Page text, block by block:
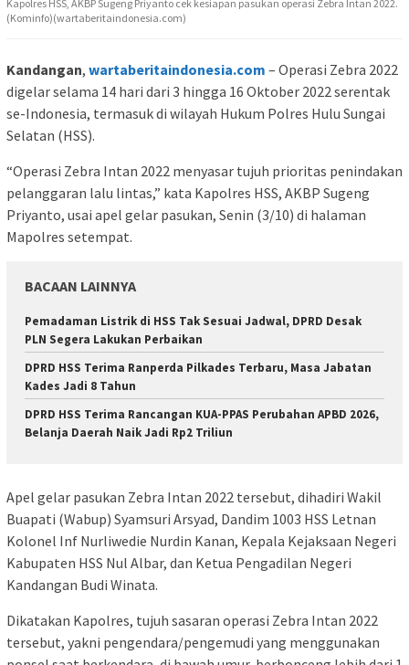
Kapolres HSS, AKBP Sugeng Priyanto cek kesiapan pasukan operasi Zebra Intan 2022.
(Kominfo)(wartaberitaindonesia.com)
Kandangan, wartaberitaindonesia.com – Operasi Zebra 2022
digelar selama 14 hari dari 3 hingga 16 Oktober 2022 serentak
se-Indonesia, termasuk di wilayah Hukum Polres Hulu Sungai
Selatan (HSS).
“Operasi Zebra Intan 2022 menyasar tujuh prioritas penindakan
pelanggaran lalu lintas,” kata Kapolres HSS, AKBP Sugeng
Priyanto, usai apel gelar pasukan, Senin (3/10) di halaman
Mapolres setempat.
BACAAN LAINNYA
Pemadaman Listrik di HSS Tak Sesuai Jadwal, DPRD Desak
PLN Segera Lakukan Perbaikan
DPRD HSS Terima Ranperda Pilkades Terbaru, Masa Jabatan
Kades Jadi 8 Tahun
DPRD HSS Terima Rancangan KUA-PPAS Perubahan APBD 2026,
Belanja Daerah Naik Jadi Rp2 Triliun
Apel gelar pasukan Zebra Intan 2022 tersebut, dihadiri Wakil
Buapati (Wabup) Syamsuri Arsyad, Dandim 1003 HSS Letnan
Kolonel Inf Nurliwedie Nurdin Kanan, Kepala Kejaksaan Negeri
Kabupaten HSS Nul Albar, dan Ketua Pengadilan Negeri
Kandangan Budi Winata.
Dikatakan Kapolres, tujuh sasaran operasi Zebra Intan 2022
tersebut, yakni pengendara/pengemudi yang menggunakan